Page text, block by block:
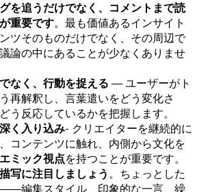
を追うだけでなく、 コメントまで読
重要です。 最も価値あるインサイト
ツそのものだけでなく、 その周辺で
議論の中にあることが少なくありませ
なく、 行動を捉える —ユーザーが ト
再解釈し、 言葉遣いをどう変化さ
どう反応しているかを把握します。
深く 入り込み- クリエイターを継続的に
コンテンツに触れ、 内側から文化を
エミック視点を持つことが重要です。
描写に注目しましょう。 ちょっとした